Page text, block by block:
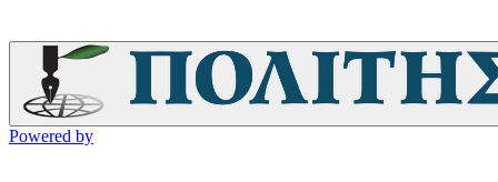
Powered by